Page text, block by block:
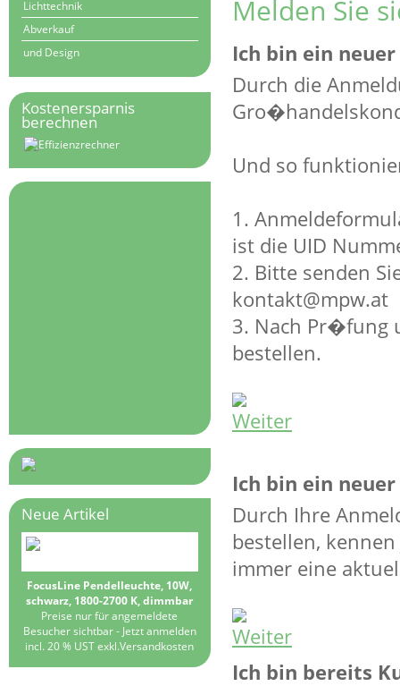
Melden Sie
Ich bin ein
Durch die
Und so
1.
ist die UID
2. Bitte senden
kontakt@mpw.at
3. Nach Pr�fung
bestellen.
Ich bin ein
Durch Ihre
bestellen,
immer eine
Ich bin bereits
Lichttechnik
Abverkauf
und Design
Kostenersparnis
berechnen
Neue Artikel
FocusLine Pendelleuchte, 10W,
schwarz, 1800-2700 K, dimmbar
Preise nur für angemeldete
Besucher sichtbar - Jetzt anmelden
incl. 20 % UST exkl.Versandkosten